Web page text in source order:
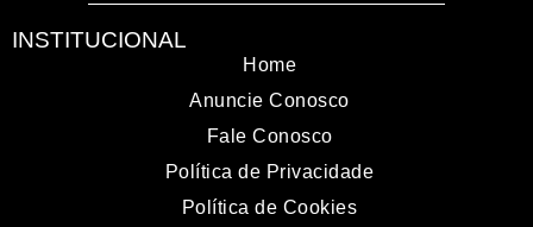
INSTITUCIONAL
Home
Anuncie Conosco
Fale Conosco
Política de Privacidade
Política de Cookies